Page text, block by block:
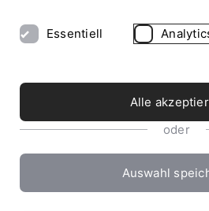
Essentiell
Alle
oder
Auswahl